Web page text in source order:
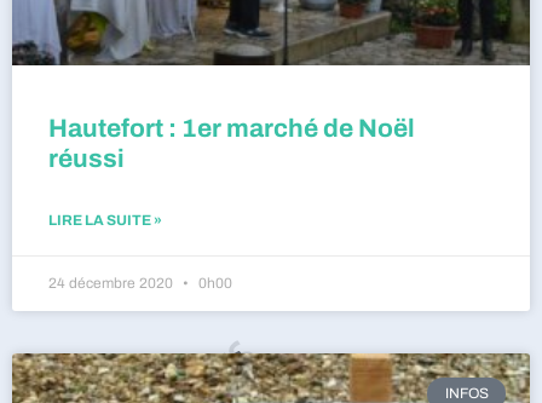
Hautefort : 1er marché de Noël
réussi
LIRE LA SUITE »
24 décembre 2020 0h00
INFOS